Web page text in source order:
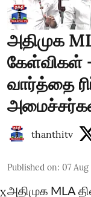
அதிமுக
கேள்விகள்
வார்த்தை
thanthitv
Published on: 07
அதிமுக MLA
X